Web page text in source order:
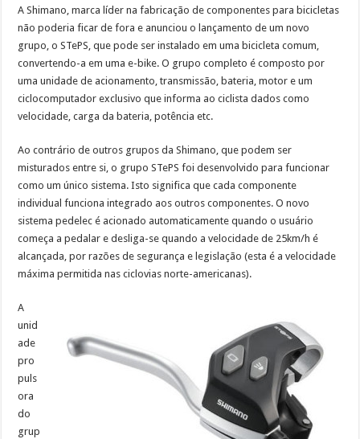
A Shimano, marca líder na fabricação de componentes para bicicletas
não poderia ficar de fora e anunciou o lançamento de um novo
grupo, o STePS, que pode ser instalado em uma bicicleta comum,
convertendo-a em uma e-bike. O grupo completo é composto por
uma unidade de acionamento, transmissão, bateria, motor e um
ciclocomputador exclusivo que informa ao ciclista dados como
velocidade, carga da bateria, potência etc.
Ao contrário de outros grupos da Shimano, que podem ser
misturados entre si, o grupo STePS foi desenvolvido para funcionar
como um único sistema. Isto significa que cada componente
individual funciona integrado aos outros componentes. O novo
sistema pedelec é acionado automaticamente quando o usuário
começa a pedalar e desliga-se quando a velocidade de 25km/h é
alcançada, por razões de segurança e legislação (esta é a velocidade
máxima permitida nas ciclovias norte-americanas).
A
unid
ade
pro
puls
ora
do
grup